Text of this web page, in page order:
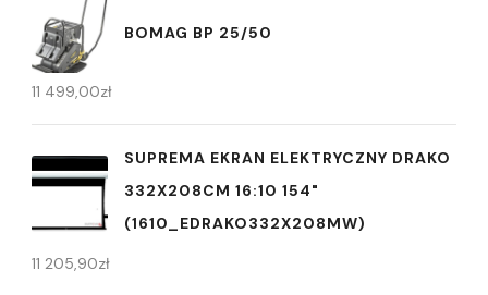
BOMAG BP 25/50
11 499,00zł
SUPREMA EKRAN ELEKTRYCZNY DRAKO
332X208CM 16:10 154"
(1610_EDRAKO332X208MW)
11 205,90zł